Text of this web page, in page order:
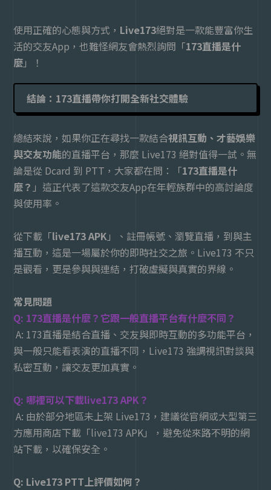
使用正確的心態與方式， Live173絕對是一款能豐富你生
活的交友App ，也難怪網友會熱烈詢問「173直播是什
麼」！
結論：173直播帶你打開全新社交體驗
總結來說，如果你正在尋找一款結合視訊互動、才藝娛樂
與交友功能的直播平台，那麼 Live173 絕對值得一試。無
論是從 Dcard 到 PTT，大家都在問：「173直播是什
麼？ 」這正代表了這款交友App在年輕族群中的高討論度
與使用率。
從下載「live173 APK」、註冊帳號、瀏覽直播，到與主
播互動，這是一場屬於你的即時社交之旅。 Live173 不只
是觀看，更是參與與連結，打破虛擬與真實的界線。
常見問題
Q: 173直播是什麼？它跟一般直播平台有什麼不同？
A: 173直播是結合直播、交友與即時互動的多功能平台，
與一般只能看表演的直播不同，Live173 強調視訊對談與
私密互動，讓交友更加真實。
Q: 哪裡可以下載live173 APK？
A: 由於部分地區未上架 Live173，建議從官網或大型第三
方應用商店下載「live173 APK」，避免從來路不明的網
站下載，以確保安全。
Q: Live173 PTT上評價如何？